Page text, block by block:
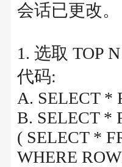
会话已更改。
1. 选取 TOP
代码:
A. SELECT *
B. SELECT *
( SELECT *
WHERE